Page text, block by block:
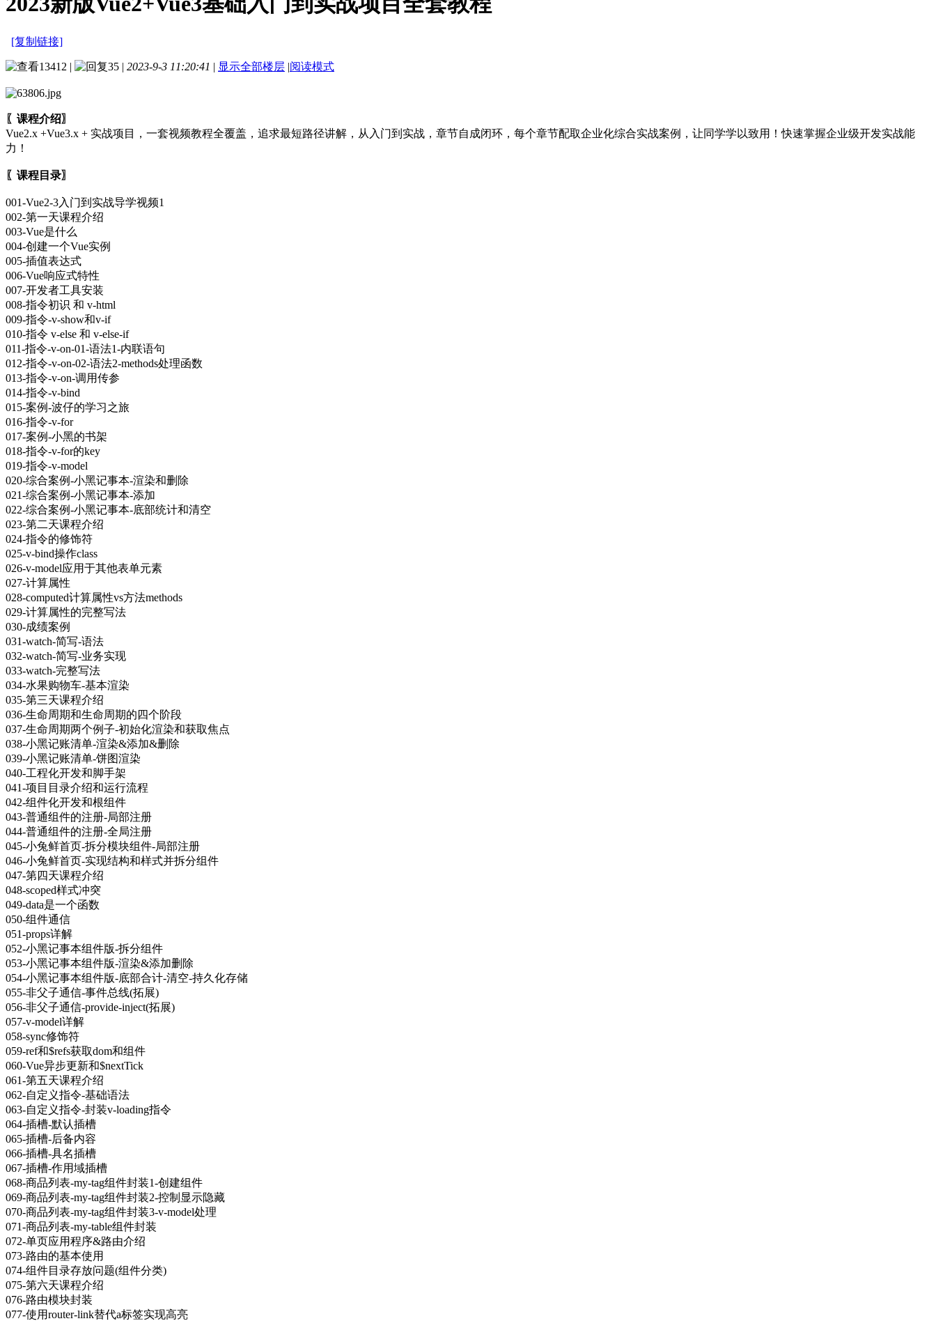
[复制链接]
13412 | 35 | 2023-9-3 11:20:41 | 显示全部楼层 |阅读模式
〖课程介绍〗
Vue2.x +Vue3.x + 实战项目，一套视频教程全覆盖，追求最短路径讲解，从入门到实战，章节自成闭环，每个章节配取企业化综合实战案例，让同学学以致用！快速掌握企业级开发实战能
力！
〖课程目录〗
001-Vue2-3入门到实战导学视频1
002-第一天课程介绍
003-Vue是什么
004-创建一个Vue实例
005-插值表达式
006-Vue响应式特性
007-开发者工具安装
008-指令初识 和 v-html
009-指令-v-show和v-if
010-指令 v-else 和 v-else-if
011-指令-v-on-01-语法1-内联语句
012-指令-v-on-02-语法2-methods处理函数
013-指令-v-on-调用传参
014-指令-v-bind
015-案例-波仔的学习之旅
016-指令-v-for
017-案例-小黑的书架
018-指令-v-for的key
019-指令-v-model
020-综合案例-小黑记事本-渲染和删除
021-综合案例-小黑记事本-添加
022-综合案例-小黑记事本-底部统计和清空
023-第二天课程介绍
024-指令的修饰符
025-v-bind操作class
026-v-model应用于其他表单元素
027-计算属性
028-computed计算属性vs方法methods
029-计算属性的完整写法
030-成绩案例
031-watch-简写-语法
032-watch-简写-业务实现
033-watch-完整写法
034-水果购物车-基本渲染
035-第三天课程介绍
036-生命周期和生命周期的四个阶段
037-生命周期两个例子-初始化渲染和获取焦点
038-小黑记账清单-渲染&添加&删除
039-小黑记账清单-饼图渲染
040-工程化开发和脚手架
041-项目目录介绍和运行流程
042-组件化开发和根组件
043-普通组件的注册-局部注册
044-普通组件的注册-全局注册
045-小兔鲜首页-拆分模块组件-局部注册
046-小兔鲜首页-实现结构和样式并拆分组件
047-第四天课程介绍
048-scoped样式冲突
049-data是一个函数
050-组件通信
051-props详解
052-小黑记事本组件版-拆分组件
053-小黑记事本组件版-渲染&添加删除
054-小黑记事本组件版-底部合计-清空-持久化存储
055-非父子通信-事件总线(拓展)
056-非父子通信-provide-inject(拓展)
057-v-model详解
058-sync修饰符
059-ref和$refs获取dom和组件
060-Vue异步更新和$nextTick
061-第五天课程介绍
062-自定义指令-基础语法
063-自定义指令-封装v-loading指令
064-插槽-默认插槽
065-插槽-后备内容
066-插槽-具名插槽
067-插槽-作用域插槽
068-商品列表-my-tag组件封装1-创建组件
069-商品列表-my-tag组件封装2-控制显示隐藏
070-商品列表-my-tag组件封装3-v-model处理
071-商品列表-my-table组件封装
072-单页应用程序&路由介绍
073-路由的基本使用
074-组件目录存放问题(组件分类)
075-第六天课程介绍
076-路由模块封装
077-使用router-link替代a标签实现高亮